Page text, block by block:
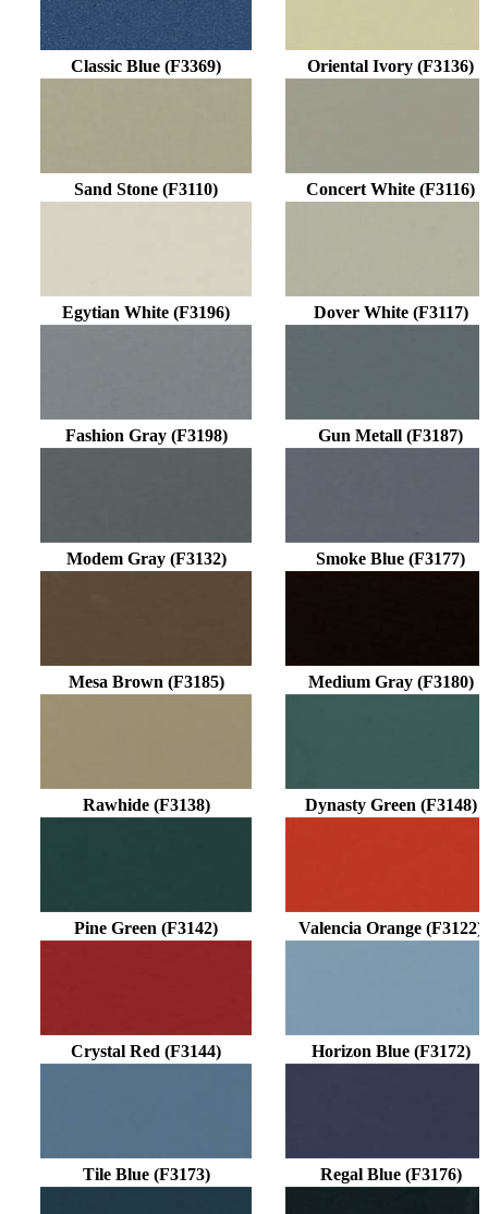
Classic Blue (F3369) Oriental Ivory (F3136)
Sand Stone (F3110) Concert White (F3116)
Egytian White (F3196) Dover White (F3117)
Fashion Gray (F3198) Gun Metall (F3187)
Modem Gray (F3132) Smoke Blue (F3177)
Mesa Brown (F3185) Medium Gray (F3180)
Rawhide (F3138) Dynasty Green (F3148)
Pine Green (F3142) Valencia Orange (F3122)
Crystal Red (F3144) Horizon Blue (F3172)
Tile Blue (F3173) Regal Blue (F3176)